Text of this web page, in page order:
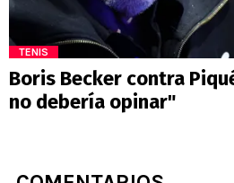
TENIS
Boris Becker contra
no debería opinar"